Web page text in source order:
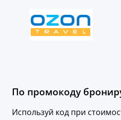
По промокоду
Используй код при